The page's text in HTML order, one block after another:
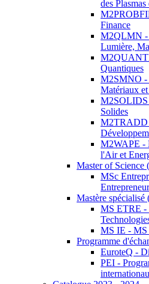
des
Finance
M2QLMN -
Lumière,
Quantiques
M2SMNO -
Matériaux
M2SOLIDS
Solides
M2TRADD
M2WAPE -
l'Air et
Master of Science
MSc
Mastère spécialisé
MS ETRE -
MS IE - MS
Programme
EuroteQ -
PEI -